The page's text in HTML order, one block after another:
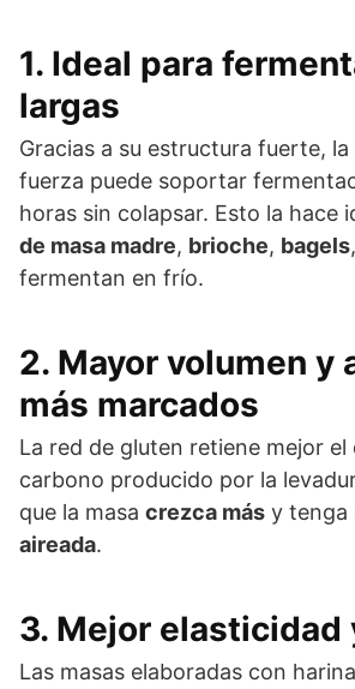
1. Ideal para
largas
Gracias a su estructura fuerte,
fuerza puede soportar
horas sin colapsar. Esto la hace
de masa madre, brioche, bagels
fermentan en frío.
2. Mayor volumen y
más marcados
La red de gluten retiene mejor el
carbono producido por la
que la masa crezca más y tenga
aireada.
3. Mejor elasticidad
Las masas elaboradas con